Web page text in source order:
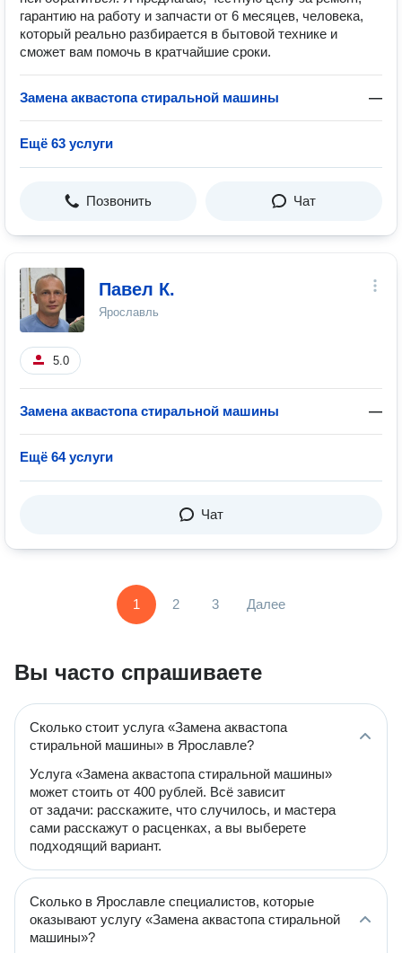
гарантию на работу и запчасти от 6 месяцев, человека,
который реально разбирается в бытовой технике и
сможет вам помочь в кратчайшие сроки.
Замена аквастопа стиральной машины —
Ещё 63 услуги
Позвонить Чат
Павел К.
Ярославль
5.0
Замена аквастопа стиральной машины —
Ещё 64 услуги
Чат
1 2 3 Далее
Вы часто спрашиваете
Сколько стоит услуга «Замена аквастопа
стиральной машины» в Ярославле?
Услуга «Замена аквастопа стиральной машины»
может стоить от 400 рублей. Всё зависит
от задачи: расскажите, что случилось, и мастера
сами расскажут о расценках, а вы выберете
подходящий вариант.
Сколько в Ярославле специалистов, которые
оказывают услугу «Замена аквастопа стиральной
машины»?